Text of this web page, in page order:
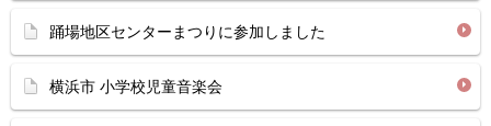
踊場地区センターまつりに参加しました
横浜市 小学校児童音楽会